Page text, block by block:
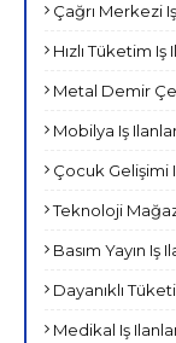
Çağrı Merkezi
Hızlı Tüketim Iş
Metal Demir
Mobilya Iş
Çocuk Gelişimi
Teknoloji
Basım Yayın Iş
Dayanıklı
Medikal Iş